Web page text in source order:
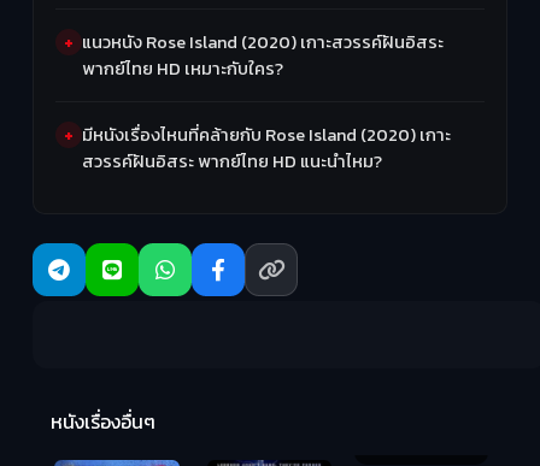
แนวหนัง Rose Island (2020) เกาะสวรรค์ฝันอิสระ
พากย์ไทย HD เหมาะกับใคร?
มีหนังเรื่องไหนที่คล้ายกับ Rose Island (2020) เกาะ
สวรรค์ฝันอิสระ พากย์ไทย HD แนะนำไหม?
หนังเรื่องอื่นๆ